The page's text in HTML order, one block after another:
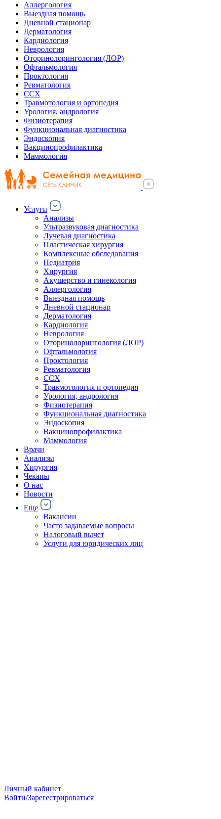
Аллергология
Выездная помощь
Дневной стационар
Дерматология
Кардиология
Неврология
Оторинолорингология (ЛОР)
Офтальмология
Проктология
Ревматология
ССХ
Травмотология и ортопедия
Урология, андрология
Физиотерапия
Функциональная диагностика
Эндоскопия
Вакцинопрофилактика
Маммология
Услуги
Анализы
Ультразвуковая диагностика
Лучевая диагностика
Пластическая хирургия
Комплексные обследования
Педиатрия
Хирургия
Акушерство и гинекология
Аллергология
Выездная помощь
Дневной стационар
Дерматология
Кардиология
Неврология
Оторинолорингология (ЛОР)
Офтальмология
Проктология
Ревматология
ССХ
Травмотология и ортопедия
Урология, андрология
Физиотерапия
Функциональная диагностика
Эндоскопия
Вакцинопрофилактика
Маммология
Врачи
Анализы
Хирургия
Чекапы
О нас
Новости
Еще
Вакансии
Часто задаваемые вопросы
Налоговый вычет
Услуги для юридических лиц
Личный кабинет
Войти/Зарегестрироваться